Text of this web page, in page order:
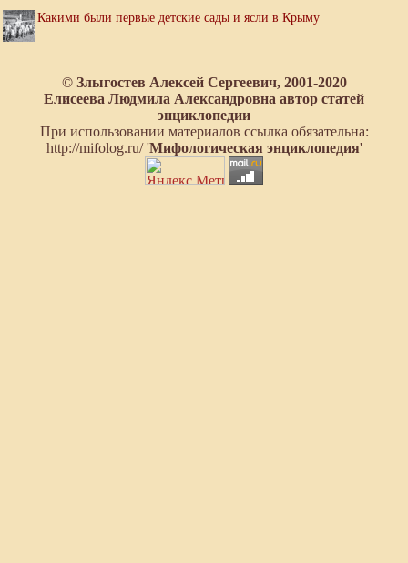
Какими были первые детские сады и ясли в Крыму
© Злыгостев Алексей Сергеевич, 2001-2020
Елисеева Людмила Александровна автор статей
энциклопедии
При использовании материалов ссылка обязательна:
http://mifolog.ru/ 'Мифологическая энциклопедия'